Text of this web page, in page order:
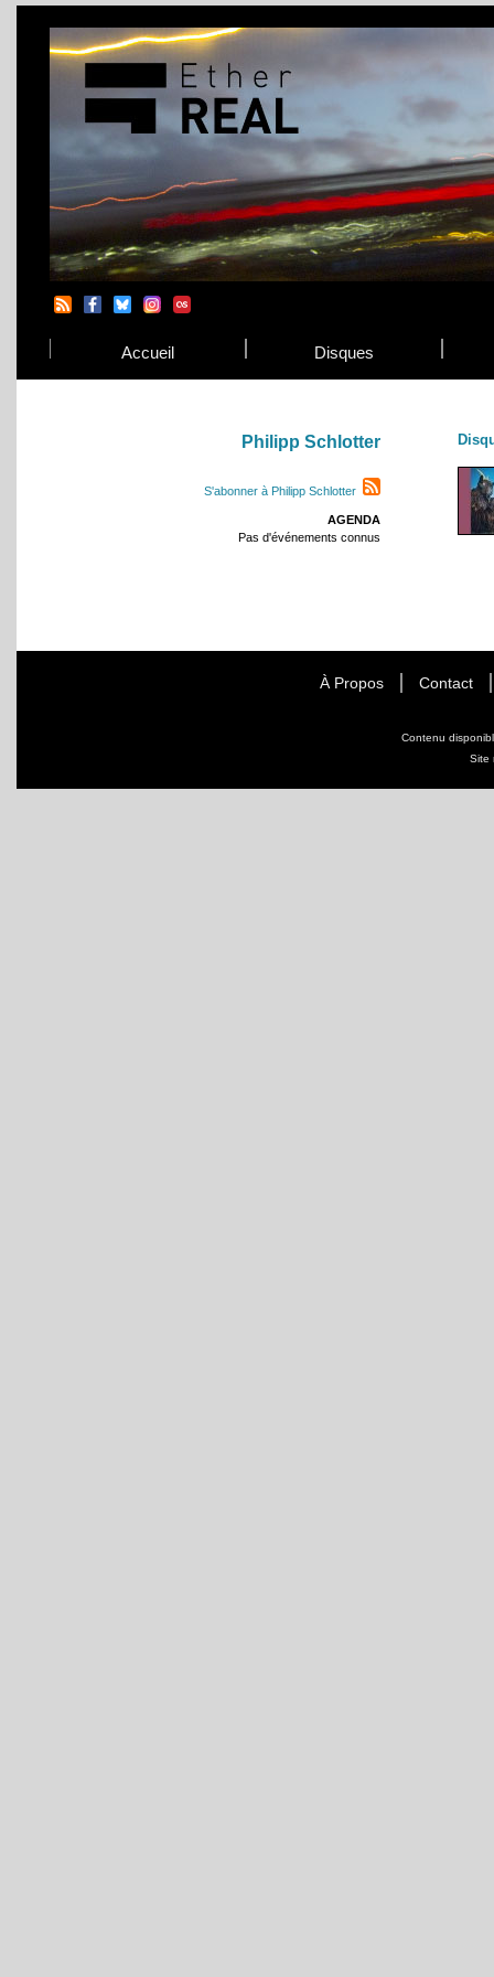
Accueil Disques
Philipp Schlotter
S'abonner à Philipp Schlotter
AGENDA
Pas d'événements connus
À Propos Contact
Contenu
Site